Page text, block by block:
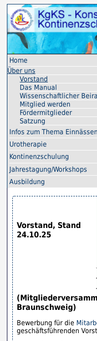
Home
Über uns
Vorstand
Das Manual
Wissenschaftlicher
Mitglied werden
Fördermitglieder
Satzung
Infos zum Thema Einnässen
Uro­therapie
Kontinenz­schulung
Jahres­tagung/Workshops
Ausbildung
Vorstand, Stand
24.10.25
Braunschweig)
Bewerbung für die
geschäftsführenden